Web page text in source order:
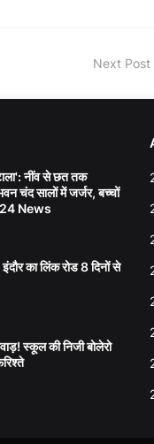
Next Post
नींव से छत तक
चंद सालों में जर्जर, बच्चों
News
का लिंक रोड 8 दिनों से
स्कूल की निजी बोलेरो